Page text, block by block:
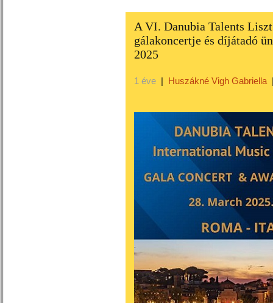
A VI. Danubia Talents
gálakoncertje és díjátadó
2025
1 éve | Huszákné Vigh Gabriella